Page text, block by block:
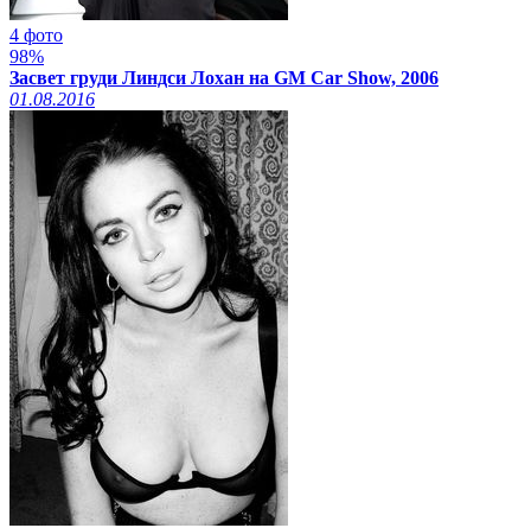
4 фото
98%
Засвет груди Линдси Лохан на GM Car Show, 2006
01.08.2016